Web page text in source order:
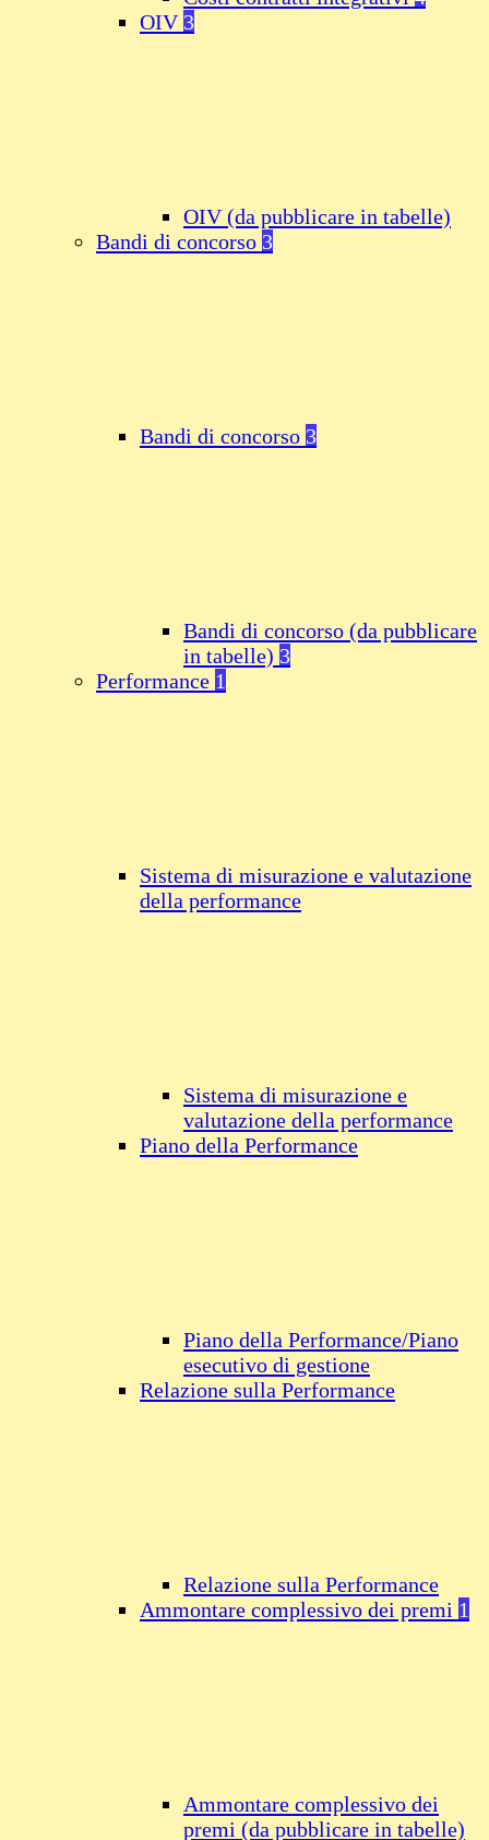
OIV 3
OIV (da pubblicare in tabelle)
Bandi di concorso 3
Bandi di concorso 3
Bandi di concorso (da pubblicare
in tabelle) 3
Performance 1
Sistema di misurazione e valutazione
della performance
Sistema di misurazione e
valutazione della performance
Piano della Performance
Piano della Performance/Piano
esecutivo di gestione
Relazione sulla Performance
Relazione sulla Performance
Ammontare complessivo dei premi 1
Ammontare complessivo dei
premi (da pubblicare in tabelle)